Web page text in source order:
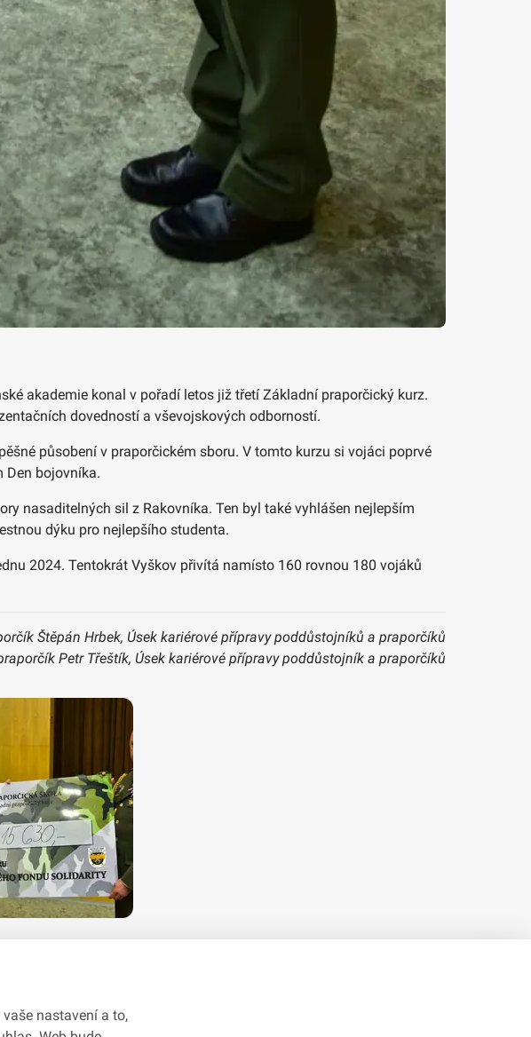
akademie konal v pořadí letos již třetí Základní praporčický kurz.
dovedností a vševojskových odborností.
působení v praporčickém sboru. V tomto kurzu si vojáci poprvé
Den bojovníka.
nasaditelných sil z Rakovníka. Ten byl také vyhlášen nejlepším
dýku pro nejlepšího studenta.
2024. Tentokrát Vyškov přivítá namísto 160 rovnou 180 vojáků
Štěpán Hrbek, Úsek kariérové přípravy poddůstojníků a praporčíků
Petr Třeštík, Úsek kariérové přípravy poddůstojník a praporčíků
nastavení a to,